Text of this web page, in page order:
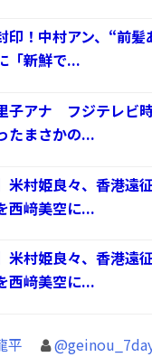
印！中村アン、“前
「新鮮で...
子アナ フジテレビ
たまさかの...
米村姫良々、香港遠
西﨑美空に...
米村姫良々、香港遠
西﨑美空に...
平